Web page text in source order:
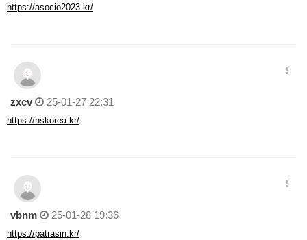
https://asocio2023.kr/
zxcv 25-01-27 22:31
https://nskorea.kr/
vbnm 25-01-28 19:36
https://patrasin.kr/